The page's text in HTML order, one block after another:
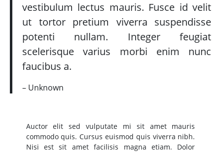
vestibulum lectus mauris. Fusce id velit
ut tortor pretium viverra suspendisse
potenti nullam. Integer feugiat
scelerisque varius morbi enim nunc
faucibus a.
– Unknown
Auctor elit sed vulputate mi sit amet mauris
commodo quis. Cursus euismod quis viverra nibh.
Nisi est sit amet facilisis magna etiam. Dolor